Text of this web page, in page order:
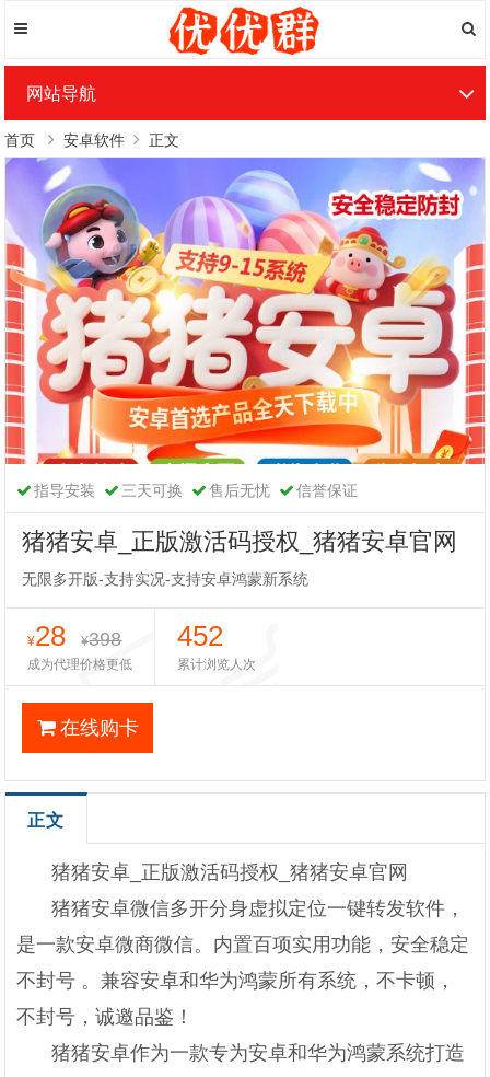
网站导航
首页 安卓软件 正文
指导安装 三天可换 售后无忧 信誉保证
猪猪安卓_正版激活码授权_猪猪安卓官网
无限多开版-支持实况-支持安卓鸿蒙新系统
¥28 ¥398
成为代理价格更低
452
累计浏览人次
在线购卡
正文
猪猪安卓_正版激活码授权_猪猪安卓官网
猪猪安卓微信多开分身虚拟定位一键转发软件，
是一款安卓微商微信。内置百项实用功能，安全稳定
不封号 。兼容安卓和华为鸿蒙所有系统，不卡顿，
不封号，诚邀品鉴！
猪猪安卓作为一款专为安卓和华为鸿蒙系统打造